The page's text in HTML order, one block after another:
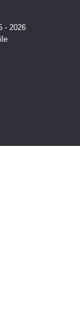
- 2026